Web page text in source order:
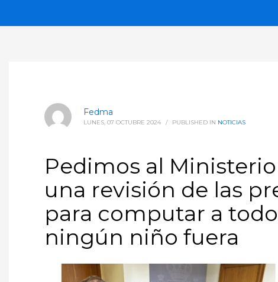
Fedma
LUNES, 07 OCTUBRE 2024 / PUBLISHED IN NOTICIAS
Pedimos al
una revisión de las
para computar a
ningún niño fuera